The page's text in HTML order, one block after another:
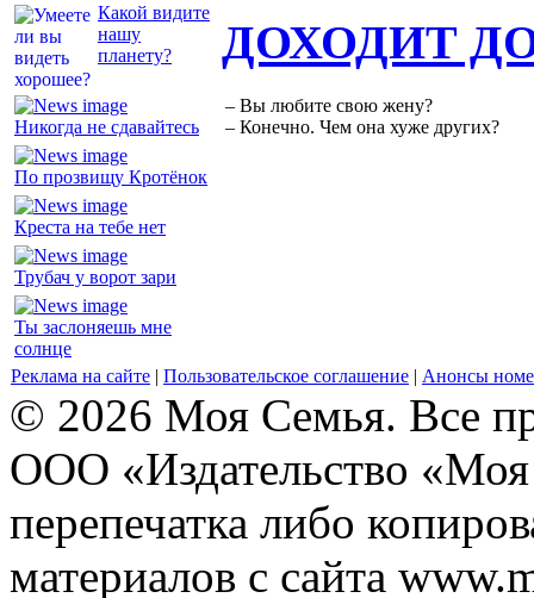
Какой видите
нашу
планету?
Никогда не сдавайтесь
По прозвищу Кротёнок
Креста на тебе нет
Трубач у ворот зари
Ты заслоняешь мне
солнце
ДОХОДИТ
– Вы любите свою жену?
– Конечно. Чем она хуже других?
Реклама на сайте | Пользовательское соглашение | Анонсы
© 2026 Моя Семья. Все
ООО «Издательство
перепечатка либо
материалов с сайта